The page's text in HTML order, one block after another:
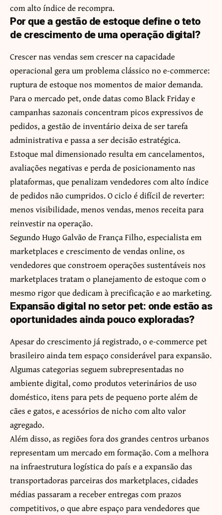
com alto índice de recompra.
Por que a gestão de estoque define o teto
de crescimento de uma operação digital?
Crescer nas vendas sem crescer na capacidade
operacional gera um problema clássico no e-commerce:
ruptura de estoque nos momentos de maior demanda.
Para o mercado pet, onde datas como Black Friday e
campanhas sazonais concentram picos expressivos de
pedidos, a gestão de inventário deixa de ser tarefa
administrativa e passa a ser decisão estratégica.
Estoque mal dimensionado resulta em cancelamentos,
avaliações negativas e perda de posicionamento nas
plataformas, que penalizam vendedores com alto índice
de pedidos não cumpridos. O ciclo é difícil de reverter:
menos visibilidade, menos vendas, menos receita para
reinvestir na operação.
Segundo Hugo Galvão de França Filho, especialista em
marketplaces e crescimento de vendas online, os
vendedores que constroem operações sustentáveis nos
marketplaces tratam o planejamento de estoque com o
mesmo rigor que dedicam à precificação e ao marketing.
Expansão digital no setor pet: onde estão as
oportunidades ainda pouco exploradas?
Apesar do crescimento já registrado, o e-commerce pet
brasileiro ainda tem espaço considerável para expansão.
Algumas categorias seguem subrepresentadas no
ambiente digital, como produtos veterinários de uso
doméstico, itens para pets de pequeno porte além de
cães e gatos, e acessórios de nicho com alto valor
agregado.
Além disso, as regiões fora dos grandes centros urbanos
representam um mercado em formação. Com a melhora
na infraestrutura logística do país e a expansão das
transportadoras parceiras dos marketplaces, cidades
médias passaram a receber entregas com prazos
competitivos, o que abre espaço para vendedores que